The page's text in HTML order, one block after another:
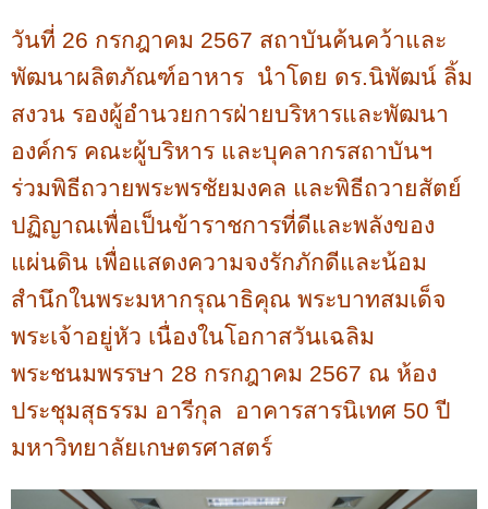
วันที่ 26 กรกฎาคม 2567 สถาบันค้นคว้าและ
พัฒนาผลิตภัณฑ์อาหาร นำโดย ดร.นิพัฒน์ ลิ้ม
สงวน รองผู้อำนวยการฝ่ายบริหารและพัฒนา
องค์กร คณะผู้บริหาร และบุคลากรสถาบันฯ
ร่วมพิธีถวายพระพรชัยมงคล และพิธีถวายสัตย์
ปฏิญาณเพื่อเป็นข้าราชการที่ดีและพลังของ
แผ่นดิน เพื่อแสดงความจงรักภักดีและน้อม
สำนึกในพระมหากรุณาธิคุณ พระบาทสมเด็จ
พระเจ้าอยู่หัว เนื่องในโอกาสวันเฉลิม
พระชนมพรรษา 28 กรกฎาคม 2567 ณ ห้อง
ประชุมสุธรรม อารีกุล อาคารสารนิเทศ 50ปี
มหาวิทยาลัยเกษตรศาสตร์